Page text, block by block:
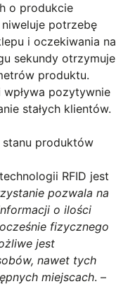
o produkcie
potrzebę
i oczekiwania na
sekundy otrzymuje
produktu.
pozytywnie
stałych klientów.
produktów
RFID jest
pozwala na
o ilości
fizycznego
jest
nawet tych
miejscach. –